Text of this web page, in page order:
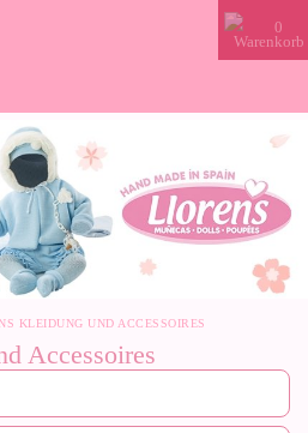
0
KLEIDUNG UND ACCESSOIRES
Accessoires